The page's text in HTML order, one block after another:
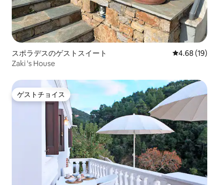
スポラデスのゲストスイート レビュー19
4.68 (19)
Zaki 's House
ゲストチョイス
ゲストチョイス